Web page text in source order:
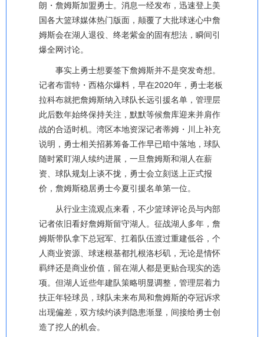
朗・詹姆斯加盟勇士。消息一经发布，迅速登上美
国各大篮球媒体热门版面，颠覆了大批球迷心中詹
姆斯会在湖人退役、终老紫金的固有想法，瞬间引
爆全网讨论。
事实上勇士想要签下詹姆斯并不是突发奇想。
记者布雷特・西格尔爆料，早在2020年，勇士老板
拉科布就把詹姆斯纳入球队长远引援名单，管理层
此后数年始终保持关注，默默等候詹库迎来并肩作
战的合适时机。湾区本地资深记者蒂姆・川上补充
说明，勇士相关招募筹备工作早已暗中落地，球队
随时紧盯湖人续约进展，一旦詹姆斯和湖人在薪
资、球队规划上谈不拢，勇士会立刻送上正式报
价，詹姆斯稳居勇士今夏引援名单第一位。
从行业主流观点来看，不少篮球评论员与内部
记者依旧看好詹姆斯留守湖人。征战湖人多年，詹
姆斯带队拿下总冠军、扛着队伍渡过重建低谷，个
人商业资源、球迷根基都扎根洛杉矶，无论是情怀
羁绊还是商业价值，留在湖人都是更贴合现实的选
项。但湖人近些年建队策略明显调整，管理层着力
扶正年轻球员，球队未来布局和詹姆斯的夺冠诉求
出现偏差，双方续约谈判隐患渐显，间接给勇士创
造了挖人的机会。